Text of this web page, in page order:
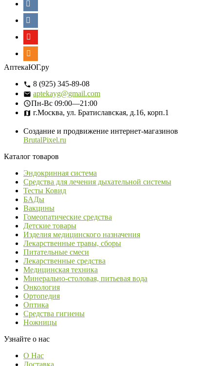
АптекаЮГ.ру
8 (925) 345-89-08
aptekayg@gmail.com
Пн-Вс 09:00—21:00
г.Москва, ул. Братиславская, д.16, корп.1
Создание и продвижение интернет-магазинов
BrutalPixel.ru
Каталог товаров
Эндокринная система
Средства для лечения дыхательной системы
Тесты Ковид
БАДы
Вакцины
Гомеопатические средства
Детские товары
Изделия медицинского назначения
Лекарственные травы, сборы
Питательные смеси
Лекарственные средства
Медицинская техника
Минерально-столовая, питьевая вода
Онкология
Ортопедия
Оптика
Средства гигиены
Ножницы
Узнайте о нас
О Нас